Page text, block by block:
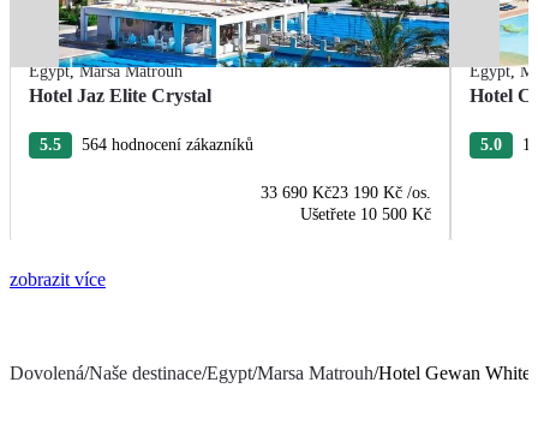
Egypt,Marsa Matrouh
Hotel Jaz Elite Crystal
5.5 564 hodnocení zákazníků
33 690 Kč23 190 Kč /os.
Ušetřete 10 500 Kč
Egypt,
Hotel
5.0
zobrazit více
Dovolená/Naše destinace/Egypt/Marsa Matrouh/Hotel Gewan White